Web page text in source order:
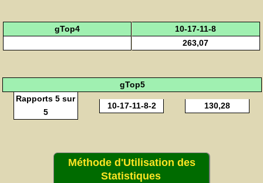
gTop4
10-17-11-8
263,07
gTop5
Rapports 5 sur
5
10-17-11-8-2 130,28
Méthode d'Utilisation des
Statistiques